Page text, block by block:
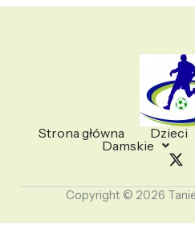
Strona główna Dzieci
Damskie
Copyright © 2026